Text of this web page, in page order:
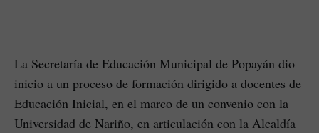
La Secretaría de Educación Municipal de Popayán dio
inicio a un proceso de formación dirigido a docentes de
Educación Inicial, en el marco de un convenio con la
Universidad de Nariño, en articulación con la Alcaldía